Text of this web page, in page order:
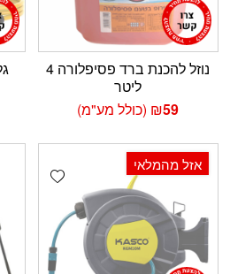
נוזל להכנת ברד פסיפלורה 4
ליטר
₪59 (כולל מע"מ)
Add wishlist אזל מהמלאי